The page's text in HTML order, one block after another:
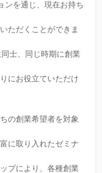
ンを通じ、現在お持ち
ただくことができま
士、同じ時期に創業
にお役立ていただけ
の創業希望者を対象
に取り入れたゼミナ
プにより、各種創業